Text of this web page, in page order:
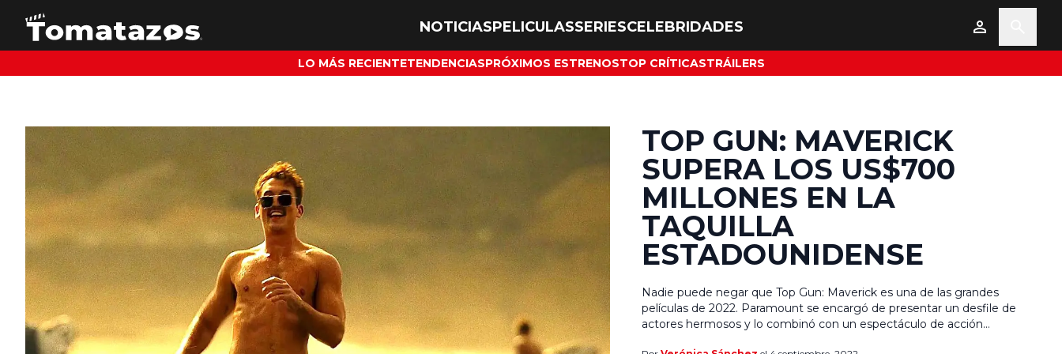
NOTICIASPELICULASSERIESCELEBRIDADES
LO MÁS RECIENTETENDENCIASPRÓXIMOS ESTRENOSTOP CRÍTICASTRÁILERS
TOP GUN: MAVERICK
SUPERA LOS US$700
MILLONES EN LA
TAQUILLA
ESTADOUNIDENSE
Nadie puede negar que Top Gun: Maverick es una de las grandes
películas de 2022. Paramount se encargó de presentar un desfile de
actores hermosos y lo combinó con un espectáculo de acción